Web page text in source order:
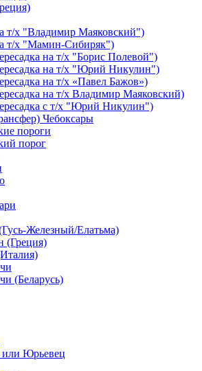
т/х "Владимир Маяковский")
т/х "Мамин-Сибиряк")
на т/х "Борис Полевой")
на т/х "Юрий Никулин")
на т/х «Павел Бажов»)
на т/х Владимир Маяковский)
с т/х "Юрий Никулин")
Чебоксары
пороги
порог
Железный/Елатьма)
(Греция)
(Беларусь)
Юрьевец